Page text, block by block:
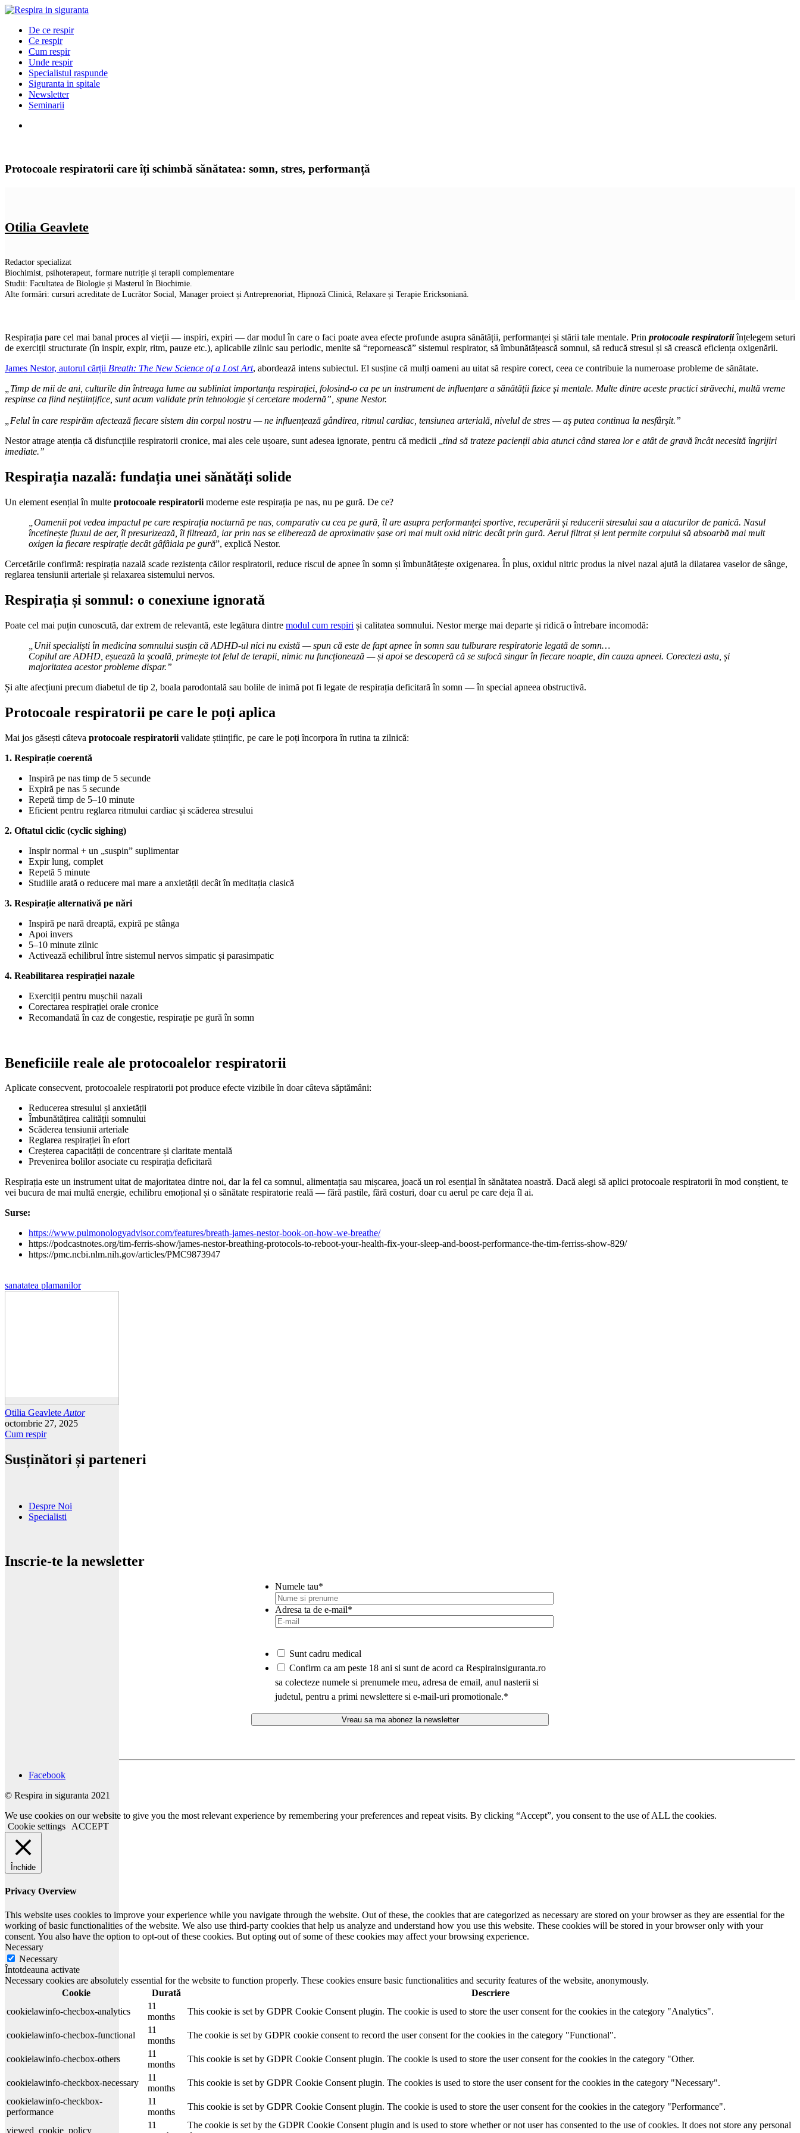
De ce respir
Ce respir
Cum respir
Unde respir
Specialistul raspunde
Siguranta in spitale
Newsletter
Seminarii
Protocoale respiratorii care îți schimbă sănătatea: somn, stres, performanță
Otilia Geavlete
Redactor specializat
Biochimist, psihoterapeut, formare nutriție și terapii complementare
Studii: Facultatea de Biologie și Masterul în Biochimie.
Alte formări: cursuri acreditate de Lucrător Social, Manager proiect și Antreprenoriat, Hipnoză Clinică, Relaxare și Terapie Ericksoniană.
Respirația pare cel mai banal proces al vieții — inspiri, expiri — dar modul în care o faci poate avea efecte profunde asupra sănătății, performanței și stării tale mentale. Prin protocoale respiratoriiînțelegem seturi
de exerciții structurate (în inspir, expir, ritm, pauze etc.), aplicabile zilnic sau periodic, menite să “repornească” sistemul respirator, să îmbunătățească somnul, să reducă stresul și să crească eficiența oxigenării.
James Nestor, autorul cărții Breath: The New Science of a Lost Art, abordează intens subiectul. El susține că mulți oameni au uitat să respire corect, ceea ce contribuie la numeroase probleme de sănătate.
„Timp de mii de ani, culturile din întreaga lume au subliniat importanța respirației, folosind-o ca pe un instrument de influențare a sănătății fizice și mentale. Multe dintre aceste practici străvechi, multă vreme
respinse ca fiind neștiințifice, sunt acum validate prin tehnologie și cercetare modernă”, spune Nestor.
„Felul în care respirăm afectează fiecare sistem din corpul nostru — ne influențează gândirea, ritmul cardiac, tensiunea arterială, nivelul de stres — aș putea continua la nesfârșit.”
Nestor atrage atenția că disfuncțiile respiratorii cronice, mai ales cele ușoare, sunt adesea ignorate, pentru că medicii „tind să trateze pacienții abia atunci când starea lor e atât de gravă încât necesită îngrijiri
imediate.”
Respirația nazală: fundația unei sănătăți solide
Un element esențial în multe protocoale respiratorii moderne este respirația pe nas, nu pe gură. De ce?
„Oamenii pot vedea impactul pe care respirația nocturnă pe nas, comparativ cu cea pe gură, îl are asupra performanței sportive, recuperării și reducerii stresului sau a atacurilor de panică. Nasul
încetinește fluxul de aer, îl presurizează, îl filtrează, iar prin nas se eliberează de aproximativ șase ori mai mult oxid nitric decât prin gură. Aerul filtrat și lent permite corpului să absoarbă mai mult
oxigen la fiecare respirație decât gâfâiala pe gură”, explică Nestor.
Cercetările confirmă: respirația nazală scade rezistența căilor respiratorii, reduce riscul de apnee în somn și îmbunătățește oxigenarea. În plus, oxidul nitric produs la nivel nazal ajută la dilatarea vaselor de sânge,
reglarea tensiunii arteriale și relaxarea sistemului nervos.
Respirația și somnul: o conexiune ignorată
Poate cel mai puțin cunoscută, dar extrem de relevantă, este legătura dintre modul cum respiri și calitatea somnului. Nestor merge mai departe și ridică o întrebare incomodă:
„Unii specialiști în medicina somnului susțin că ADHD-ul nici nu există — spun că este de fapt apnee în somn sau tulburare respiratorie legată de somn…
Copilul are ADHD, eșuează la școală, primește tot felul de terapii, nimic nu funcționează — și apoi se descoperă că se sufocă singur în fiecare noapte, din cauza apneei. Corectezi asta, și
majoritatea acestor probleme dispar.”
Și alte afecțiuni precum diabetul de tip 2, boala parodontală sau bolile de inimă pot fi legate de respirația deficitară în somn — în special apneea obstructivă.
Protocoale respiratorii pe care le poți aplica
Mai jos găsești câteva protocoale respiratorii validate științific, pe care le poți încorpora în rutina ta zilnică:
1. Respirație coerentă
Inspiră pe nas timp de 5 secunde
Expiră pe nas 5 secunde
Repetă timp de 5–10 minute
Eficient pentru reglarea ritmului cardiac și scăderea stresului
2. Oftatul ciclic (cyclic sighing)
Inspir normal + un „suspin” suplimentar
Expir lung, complet
Repetă 5 minute
Studiile arată o reducere mai mare a anxietății decât în meditația clasică
3. Respirație alternativă pe nări
Inspiră pe nară dreaptă, expiră pe stânga
Apoi invers
5–10 minute zilnic
Activează echilibrul între sistemul nervos simpatic și parasimpatic
4. Reabilitarea respirației nazale
Exerciții pentru mușchii nazali
Corectarea respirației orale cronice
Recomandată în caz de congestie, respirație pe gură în somn
Beneficiile reale ale protocoalelor respiratorii
Aplicate consecvent, protocoalele respiratorii pot produce efecte vizibile în doar câteva săptămâni:
Reducerea stresului și anxietății
Îmbunătățirea calității somnului
Scăderea tensiunii arteriale
Reglarea respirației în efort
Creșterea capacității de concentrare și claritate mentală
Prevenirea bolilor asociate cu respirația deficitară
Respirația este un instrument uitat de majoritatea dintre noi, dar la fel ca somnul, alimentația sau mișcarea, joacă un rol esențial în sănătatea noastră. Dacă alegi să aplici protocoale respiratorii în mod conștient, te
vei bucura de mai multă energie, echilibru emoțional și o sănătate respiratorie reală — fără pastile, fără costuri, doar cu aerul pe care deja îl ai.
Surse:
https://www.pulmonologyadvisor.com/features/breath-james-nestor-book-on-how-we-breathe/
https://podcastnotes.org/tim-ferris-show/james-nestor-breathing-protocols-to-reboot-your-health-fix-your-sleep-and-boost-performance-the-tim-ferriss-show-829/
https://pmc.ncbi.nlm.nih.gov/articles/PMC9873947
sanatatea plamanilor
Otilia Geavlete Autor
octombrie 27, 2025
Cum respir
Susținători și parteneri
Despre Noi
Specialisti
Inscrie-te la newsletter
Numele tau*
Adresa ta de e-mail*
Sunt cadru medical
*
Confirm ca am peste 18 ani si sunt de acord ca Respirainsiguranta.ro
sa colecteze numele si prenumele meu, adresa de email, anul nasterii si
judetul, pentru a primi newslettere si e-mail-uri promotionale.*
Facebook
© Respira in siguranta 2021
We use cookies on our website to give you the most relevant experience by remembering your preferences and repeat visits. By clicking “Accept”, you consent to the use of ALL the cookies.
Cookie settings
ACCEPT
Închide
Privacy Overview
This website uses cookies to improve your experience while you navigate through the website. Out of these, the cookies that are categorized as necessary are stored on your browser as they are essential for the
working of basic functionalities of the website. We also use third-party cookies that help us analyze and understand how you use this website. These cookies will be stored in your browser only with your
consent. You also have the option to opt-out of these cookies. But opting out of some of these cookies may affect your browsing experience.
Necessary
Necessary
Întotdeauna activate
Necessary cookies are absolutely essential for the website to function properly. These cookies ensure basic functionalities and security features of the website, anonymously.
Cookie
Durată
Descriere
cookielawinfo-checbox-analytics
11
months
This cookie is set by GDPR Cookie Consent plugin. The cookie is used to store the user consent for the cookies in the category "Analytics".
cookielawinfo-checbox-functional
11
months
The cookie is set by GDPR cookie consent to record the user consent for the cookies in the category "Functional".
cookielawinfo-checbox-others
11
months
This cookie is set by GDPR Cookie Consent plugin. The cookie is used to store the user consent for the cookies in the category "Other.
cookielawinfo-checkbox-necessary
11
months
This cookie is set by GDPR Cookie Consent plugin. The cookies is used to store the user consent for the cookies in the category "Necessary".
cookielawinfo-checkbox-
performance
11
months
This cookie is set by GDPR Cookie Consent plugin. The cookie is used to store the user consent for the cookies in the category "Performance".
viewed_cookie_policy
11
The cookie is set by the GDPR Cookie Consent plugin and is used to store whether or not user has consented to the use of cookies. It does not store any personal